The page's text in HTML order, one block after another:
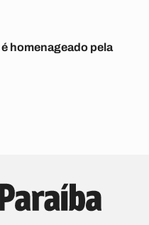
homenageado pela